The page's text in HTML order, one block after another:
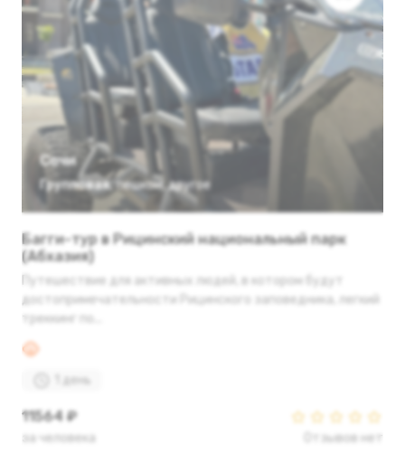
Сочи
Групповая, пешком другое
Багги-тур в Рицинский национальный парк
(Абхазия)
Путешествие для активных людей, в котором будут
достопримечательности Рицинского заповедника, легкий
треккинг по...
1 день
11564 ₽
за человека Отзывов нет